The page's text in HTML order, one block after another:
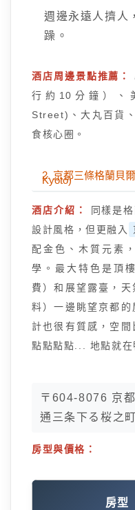
週邊永遠人擠人
躁。
酒店周邊景點推薦：
行約10分鐘）、
Street)、大丸百貨
食核心圈。
2. 京都三條格蘭貝
Kyoto)
酒店介紹：
同樣是
設計風格，但更融入
配金色、木質元素
學。最大特色是頂
費）和展望露臺，
料）一邊眺望京都
計也很有質感，空
點點點點... 地點就在
〒604-8076 京
通三条下る桜之
房型與價格：
房型